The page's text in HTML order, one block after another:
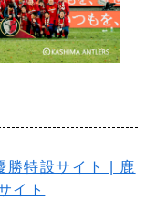
勝特設サイト | 鹿
イト